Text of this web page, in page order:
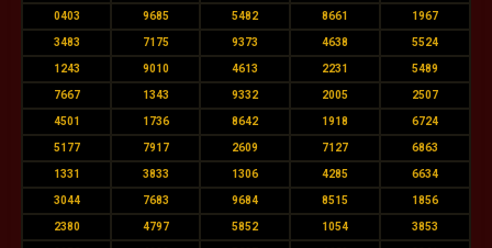
0403 9685 5482 8661 1967
3483 7175 9373 4638 5524
1243 9010 4613 2231 5489
7667 1343 9332 2005 2507
4501 1736 8642 1918 6724
5177 7917 2609 7127 6863
1331 3833 1306 4285 6634
3044 7683 9684 8515 1856
2380 4797 5852 1054 3853